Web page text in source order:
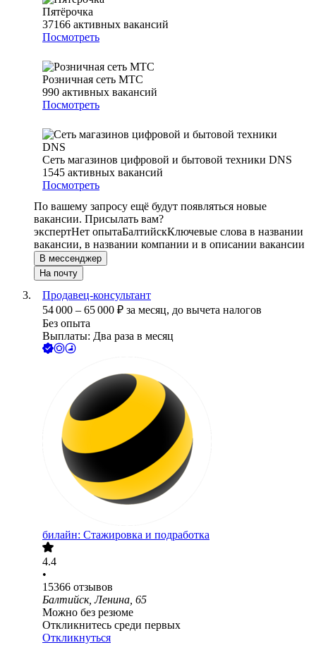
Пятёрочка
37166 активных вакансий
Посмотреть
Розничная сеть МТС
990 активных вакансий
Посмотреть
Сеть магазинов цифровой и бытовой техники DNS
1545 активных вакансий
Посмотреть
По вашему запросу ещё будут появляться новые
вакансии. Присылать вам?
экспертНет опытаБалтийскКлючевые слова в названии
вакансии, в названии компании и в описании вакансии
В мессенджер
На почту
Продавец-консультант
54 000 – 65 000 ₽ за месяц, до вычета налогов
Без опыта
Выплаты: Два раза в месяц
билайн: Стажировка и подработка
4.4
•
15366 отзывов
Балтийск, Ленина, 65
Можно без резюме
Откликнитесь среди первых
Откликнуться